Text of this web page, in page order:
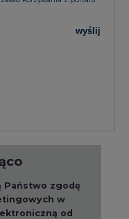
wyślij
Państwo zgodę
w
od